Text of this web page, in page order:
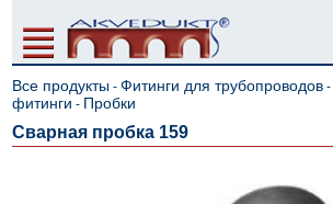
Все продукты -Фитинги для трубопроводов
фитинги - Пробки
Сварная пробка 159